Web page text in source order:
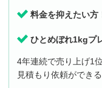
料金を抑えたい方
ひとめぼれ1kgプ
4年連続で売り上げ1
見積もり依頼ができ